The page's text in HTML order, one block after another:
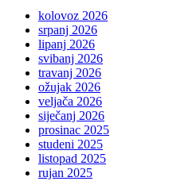
kolovoz 2026
srpanj 2026
lipanj 2026
svibanj 2026
travanj 2026
ožujak 2026
veljača 2026
siječanj 2026
prosinac 2025
studeni 2025
listopad 2025
rujan 2025